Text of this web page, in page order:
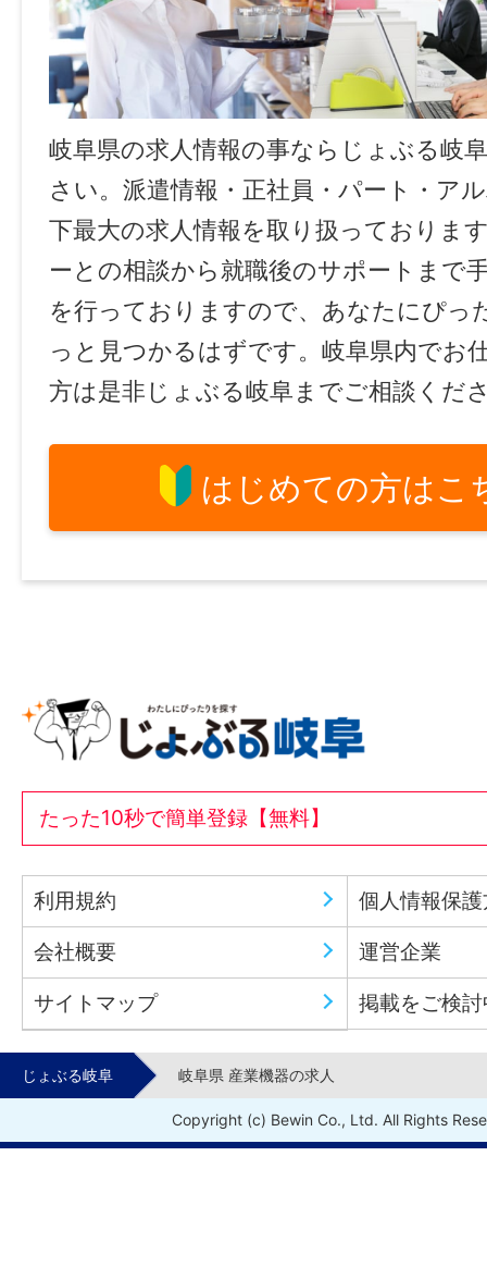
岐阜県の求人情報の事ならじょぶる岐
さい。派遣情報・正社員・パート・ア
下最大の求人情報を取り扱っておりま
ーとの相談から就職後のサポートまで
を行っておりますので、あなたにぴっ
っと見つかるはずです。岐阜県内でお
方は是非じょぶる岐阜までご相談くだ
はじめての方はこ
たった10秒で簡単登録【無料】
利用規約 個人情報保
会社概要 運営企業
サイトマップ 掲載をご検
じょぶる岐阜 岐阜県 産業機器の求人
Copyright (c) Bewin Co., Ltd. All Rights